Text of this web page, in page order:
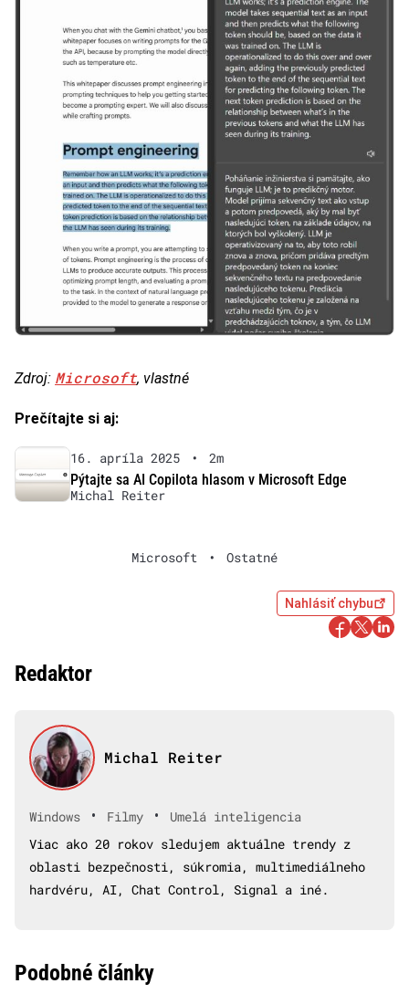
Zdroj: Microsoft, vlastné
Prečítajte si aj:
16. apríla 2025 •
2m
Pýtajte sa AI Copilota hlasom v Microsoft Edge
Michal Reiter
Microsoft • Ostatné
Nahlásiť chybu
Redaktor
Michal Reiter
Windows • Filmy •
Umelá inteligencia
Viac ako 20 rokov sledujem aktuálne trendy z
oblasti bezpečnosti, súkromia, multimediálneho
hardvéru, AI, Chat Control, Signal a iné.
Podobné články